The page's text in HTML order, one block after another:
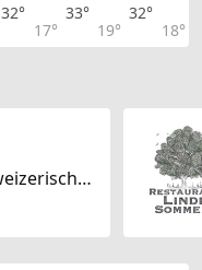
32°
17°
33°
19°
32°
18°
International, Schweizerisch, Saisonal, Regional